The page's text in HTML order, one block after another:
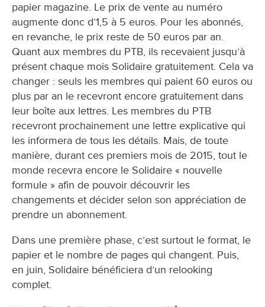
papier magazine. Le prix de vente au numéro
augmente donc d’1,5 à 5 euros. Pour les abonnés,
en revanche, le prix reste de 50 euros par an.
Quant aux membres du PTB, ils recevaient jusqu’à
présent chaque mois Solidaire gratuitement. Cela va
changer : seuls les membres qui paient 60 euros ou
plus par an le recevront encore gratuitement dans
leur boîte aux lettres. Les membres du PTB
recevront prochainement une lettre explicative qui
les informera de tous les détails. Mais, de toute
manière, durant ces premiers mois de 2015, tout le
monde recevra encore le Solidaire « nouvelle
formule » afin de pouvoir découvrir les
changements et décider selon son appréciation de
prendre un abonnement.
Dans une première phase, c’est surtout le format, le
papier et le nombre de pages qui changent. Puis,
en juin, Solidaire bénéficiera d’un relooking
complet.